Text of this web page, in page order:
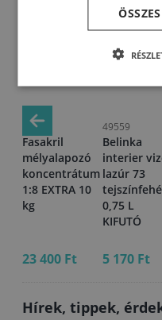
99995
Fasakril
mélyalapozó
koncentrátum
1:8 EXTRA 10
kg
23 400 Ft
49559
Belinka
interier
lazúr 73
0,75 L
KIFUTÓ
5 170 Ft
Hírek, tippek,